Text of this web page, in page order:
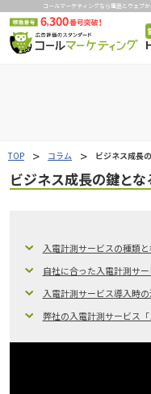
コールマーケティングなら電話とウェブ
TOP コラム ビジネス成長
ビジネス成長の鍵と
入電計測サービスの種類
自社に合った入電計測サ
入電計測サービス導入時
弊社の入電計測サービス